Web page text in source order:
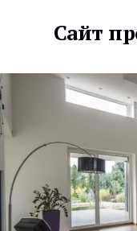
Сайт